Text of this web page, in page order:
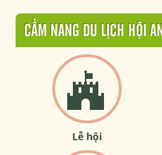
CẨM NANG DU LỊCH HỘI AN
Lễ hội